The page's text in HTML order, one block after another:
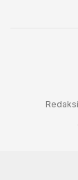
Redaksi |